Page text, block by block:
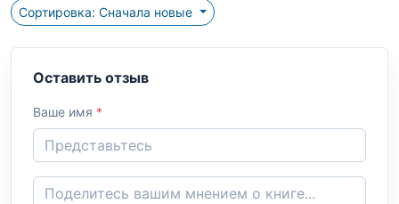
Сортировка: Сначала новые
Оставить отзыв
Ваше имя *